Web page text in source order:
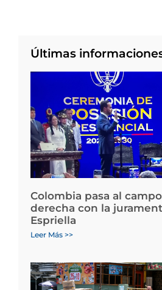
Últimas
Colombia pasa al
derecha con la
Espriella
Leer Más >>